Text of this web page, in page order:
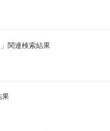
関連検索結果
果